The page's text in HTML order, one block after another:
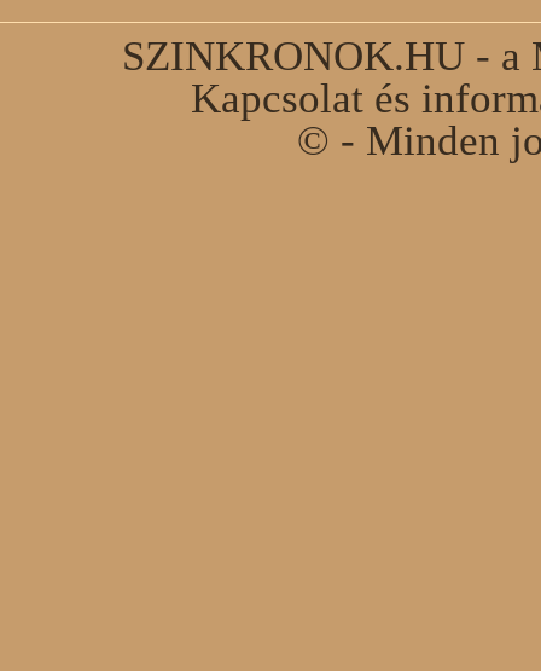
SZINKRONOK.HU - a
Kapcsolat és
© - Minden